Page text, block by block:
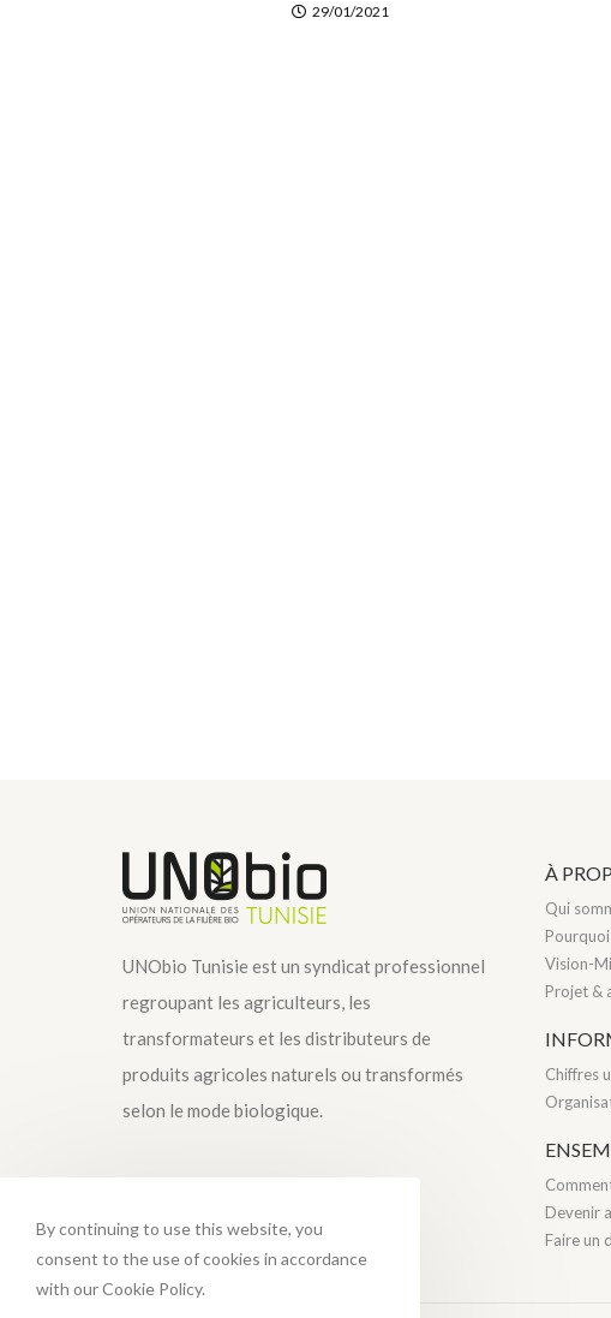
29/01/2021
UNObio Tunisie est un syndicat professionnel
regroupant les agriculteurs, les
transformateurs et les distributeurs de
produits agricoles naturels ou transformés
selon le mode biologique.
À
Qui
Vision-
Projet &
Chiffres
Devenir
Faire un
By continuing to use this website, you
consent to the use of cookies in accordance
with our Cookie Policy.